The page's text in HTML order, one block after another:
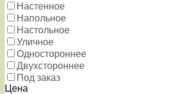
Настенное
Напольное
Настольное
Уличное
Одностороннее
Двухстороннее
Под заказ
Цена